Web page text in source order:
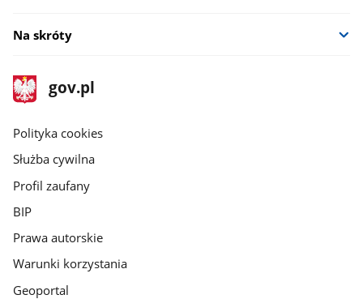
Na skróty
stopka
gov.pl
Strona
gov.pl
gov.pl
Polityka cookies
Służba cywilna
Profil zaufany
BIP
Prawa autorskie
Warunki korzystania
Geoportal